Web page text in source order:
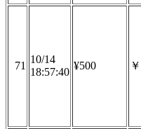
71
10/14
18:57:40
¥500